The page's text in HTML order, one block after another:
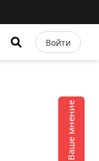
Войти
Ваше мнение